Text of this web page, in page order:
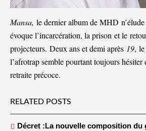
Mansa, le dernier album de MHD
évoque l’incarcération, la prison et le
projecteurs. Deux ans et demi après 19, le
l’afrotrap semble pourtant toujours hésiter
retraite précoce.
RELATED POSTS
Décret :La nouvelle composition du